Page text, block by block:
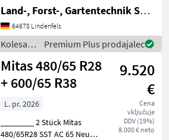
Info: wegen Ummontage
abgezugeben Kolesa,
platišča in pnevmatike
Druga kolesa
Land-, Forst-, Gartentechnik Seitz e.K.
64678 Lindenfels
Kolesa,
platišča
in
pnevmatike
/ Mitas
Premium Plus prodajalec
Mitas 480/65 R28
+ 600/65 R38
9.520
€
Cena
vključuje
DDV (19%)
8.000 € neto
L. pr. 2026
________ 2 Stück Mitas
480/65R28 SST AC 65 Neu